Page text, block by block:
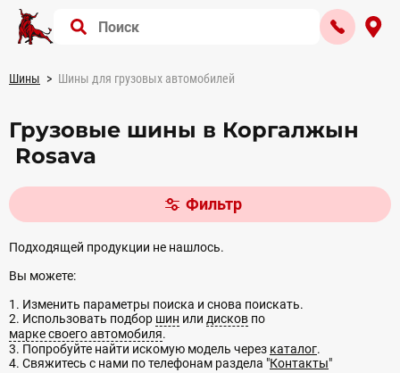
Шины Шины для грузовых автомобилей
Грузовые шины в Коргалжын
Rosava
Фильтр
Подходящей продукции не нашлось.
Вы можете:
1. Изменить параметры поиска и снова поискать.
2. Использовать подбор шин или дисков по
марке своего автомобиля.
3. Попробуйте найти искомую модель через каталог.
4. Свяжитесь с нами по телефонам раздела "Контакты"